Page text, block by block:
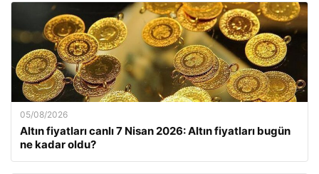
05/08/2026
Altın fiyatları canlı 7 Nisan 2026: Altın fiyatları bugün
ne kadar oldu?